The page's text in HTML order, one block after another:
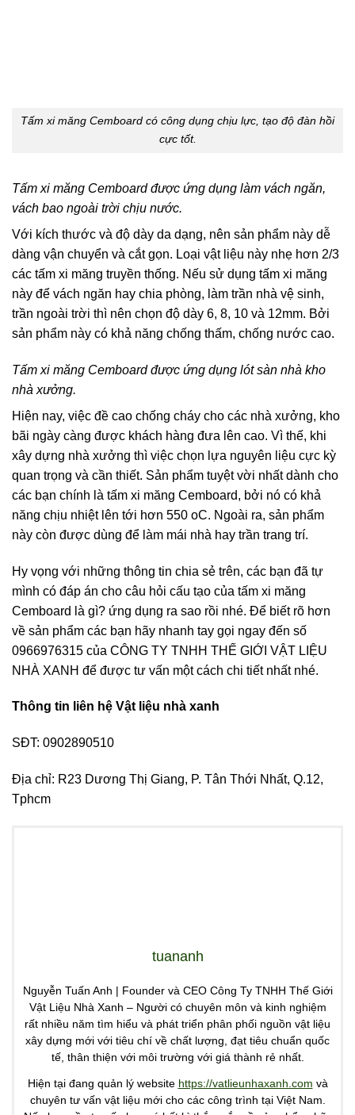
Tấm xi măng Cemboard có công dụng chịu lực, tạo độ đàn hồi
cực tốt.
Tấm xi măng Cemboard được ứng dụng làm vách ngăn,
vách bao ngoài trời chịu nước.
Với kích thước và độ dày da dạng, nên sản phẩm này dễ
dàng vận chuyển và cắt gọn. Loại vật liệu này nhẹ hơn 2/3
các tấm xi măng truyền thống. Nếu sử dụng tấm xi măng
này để vách ngăn hay chia phòng, làm trần nhà vệ sinh,
trần ngoài trời thì nên chọn độ dày 6, 8, 10 và 12mm. Bởi
sản phẩm này có khả năng chống thấm, chống nước cao.
Tấm xi măng Cemboard được ứng dụng lót sàn nhà kho
nhà xưởng.
Hiện nay, việc đề cao chống cháy cho các nhà xưởng, kho
bãi ngày càng được khách hàng đưa lên cao. Vì thế, khi
xây dựng nhà xưởng thì việc chọn lựa nguyên liệu cực kỳ
quan trọng và cần thiết. Sản phẩm tuyệt vời nhất dành cho
các bạn chính là tấm xi măng Cemboard, bởi nó có khả
năng chịu nhiệt lên tới hơn 550 oC. Ngoài ra, sản phẩm
này còn được dùng để làm mái nhà hay trần trang trí.
Hy vọng với những thông tin chia sẻ trên, các bạn đã tự
mình có đáp án cho câu hỏi cấu tạo của tấm xi măng
Cemboard là gì? ứng dụng ra sao rồi nhé. Để biết rõ hơn
về sản phẩm các bạn hãy nhanh tay gọi ngay đến số
0966976315 của CÔNG TY TNHH THẾ GIỚI VẬT LIỆU
NHÀ XANH để được tư vấn một cách chi tiết nhất nhé.
Thông tin liên hệ Vật liệu nhà xanh
SĐT: 0902890510
Địa chỉ: R23 Dương Thị Giang, P. Tân Thới Nhất, Q.12,
Tphcm
tuananh
Nguyễn Tuấn Anh | Founder và CEO Công Ty TNHH Thế Giới
Vật Liệu Nhà Xanh – Người có chuyên môn và kinh nghiệm
rất nhiều năm tìm hiểu và phát triển phân phối nguồn vật liệu
xây dựng mới với tiêu chí về chất lượng, đạt tiêu chuẩn quốc
tế, thân thiện với môi trường với giá thành rẻ nhất.
Hiện tại đang quản lý website https://vatlieunhaxanh.com và
chuyên tư vấn vật liệu mới cho các công trình tại Việt Nam.